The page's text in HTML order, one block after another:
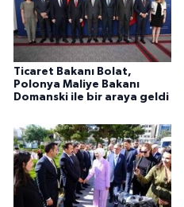
Ticaret Bakanı Bolat,
Polonya Maliye Bakanı
Domanski ile bir araya geldi